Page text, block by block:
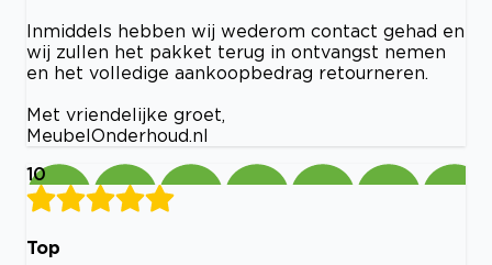
Inmiddels hebben wij wederom contact gehad en
wij zullen het pakket terug in ontvangst nemen
en het volledige aankoopbedrag retourneren.
Met vriendelijke groet,
MeubelOnderhoud.nl
10
Top